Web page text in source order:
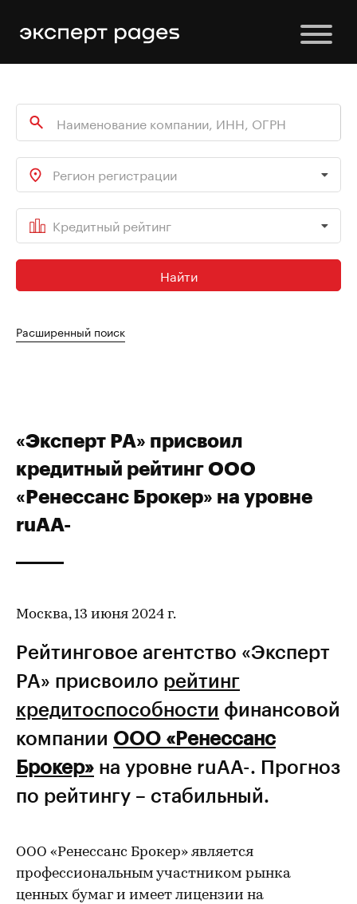
Регион регистрации
Кредитный рейтинг
Найти
Расширенный поиск
«Эксперт РА» присвоил
кредитный рейтинг ООО
«Ренессанс Брокер» на уровне
ruAA-
Москва, 13 июня 2024 г.
Рейтинговое агентство «Эксперт
РА» присвоило рейтинг
кредитоспособности финансовой
компании ООО «Ренессанс
Брокер» на уровне ruAA-. Прогноз
по рейтингу – стабильный.
ООО «Ренессанс Брокер» является
профессиональным участником рынка
ценных бумаг и имеет лицензии на